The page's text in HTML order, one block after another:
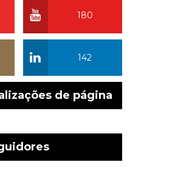
180
142
de página